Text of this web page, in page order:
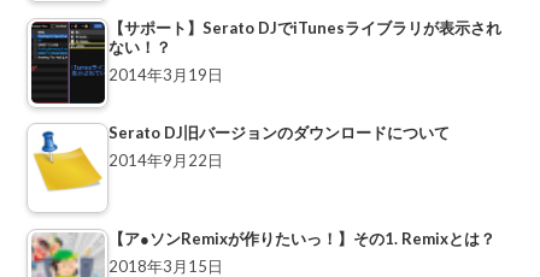
【サポート】Serato DJでiTunesライブラリが表示され
ない！？
2014年3月19日
Serato DJ旧バージョンのダウンロードについて
2014年9月22日
【ア●ソンRemixが作りたいっ！】その1. Remixとは？
2018年3月15日